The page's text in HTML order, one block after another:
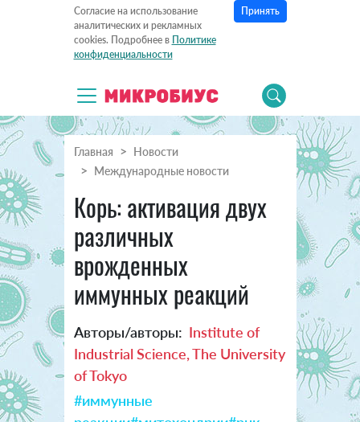
Согласие на использование
аналитических и рекламных
cookies. Подробнее в Политике
конфиденциальности
Принять
Главная
Новости
Международные новости
Корь: активация двух
различных
врожденных
иммунных реакций
Авторы/авторы: Institute of
Industrial Science, The University
of Tokyo
#иммунные